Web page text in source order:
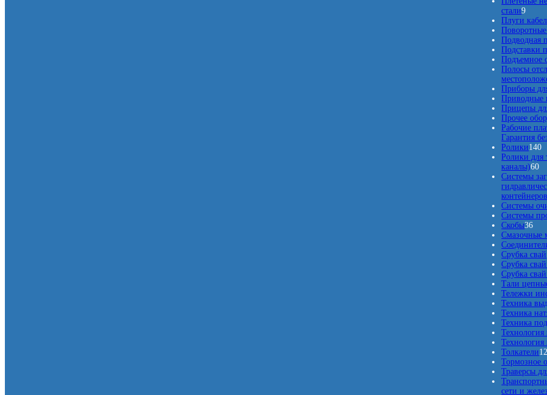
стали99
т
о
в
а
р
о
в
Плуги
Подводная
Подставки
Подъемное
Полосы
Приборы
Приводные
Прицепы
Прочее
Рабочие
Гарантия
Ролики1401
4
т
о
в
а
р
в
Ролики для
каналы)606
0
т
о
в
а
о
в
Системы
Системы
Системы
Скобы363
6
т
о
в
а
р
о
в
Смазочные
Срубка свай
Срубка
Срубка
Тали
Тележки
Техника
Техника
Техника
Технология
Технология
Толкатели12
Тормозное
Траверсы
сети и